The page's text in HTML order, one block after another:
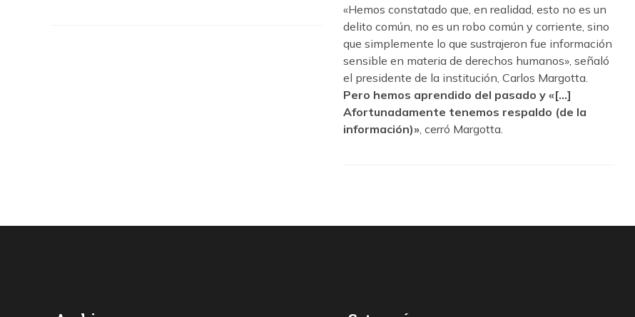
«Hemos constatado que, en realidad, esto no es un
delito común, no es un robo común y corriente, sino
que simplemente lo que sustrajeron fue información
sensible en materia de derechos humanos», señaló
el presidente de la institución, Carlos Margotta.
Pero hemos aprendido del pasado y «[…]
Afortunadamente tenemos respaldo (de la
información)», cerró Margotta.